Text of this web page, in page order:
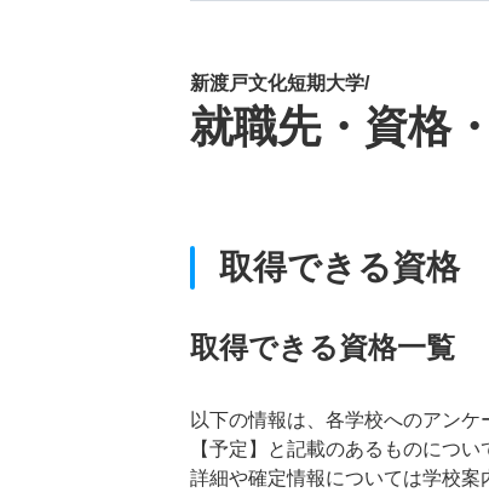
新渡戸文化短期大学/
就職先・資格
取得できる資格
取得できる資格一覧
以下の情報は、各学校へのアン
【予定】と記載のあるものにつ
詳細や確定情報については学校案